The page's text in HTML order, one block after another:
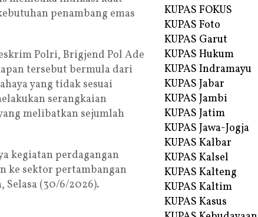
penambang emas
Polri, Brigjend Pol Ade
tersebut bermula dari
yang tidak sesuai
serangkaian
melibatkan sejumlah
kegiatan perdagangan
ke sektor pertambangan
Selasa (30/6/2026).
KUPAS FOKUS
KUPAS Foto
KUPAS Garut
KUPAS Hukum
KUPAS Indramayu
KUPAS Jabar
KUPAS Jambi
KUPAS Jatim
KUPAS Jawa-Jogja
KUPAS Kalbar
KUPAS Kalsel
KUPAS Kalteng
KUPAS Kaltim
KUPAS Kasus